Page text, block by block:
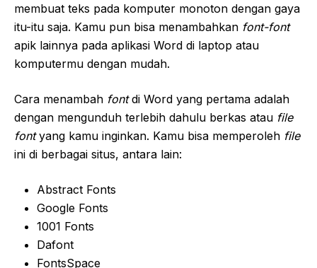
membuat teks pada komputer monoton dengan gaya
itu-itu saja. Kamu pun bisa menambahkan font-font
apik lainnya pada aplikasi Word di laptop atau
komputermu dengan mudah.
Cara menambah fontdi Word yang pertama adalah
dengan mengunduh terlebih dahulu berkas atau file
fontyang kamu inginkan. Kamu bisa memperoleh file
ini di berbagai situs, antara lain:
Abstract Fonts
Google Fonts
1001 Fonts
Dafont
FontsSpace